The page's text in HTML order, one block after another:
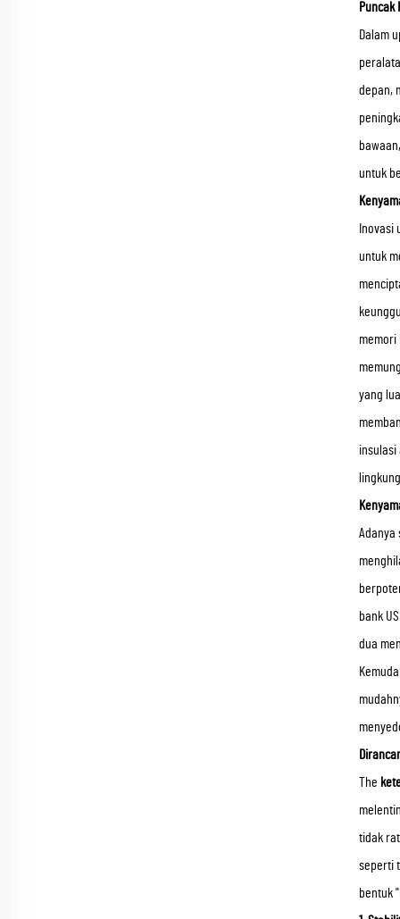
Dalam
depan,
untuk
untuk
memori
yang
insulasi
Adanya
bank
dua
The
tidak
seperti
bentuk